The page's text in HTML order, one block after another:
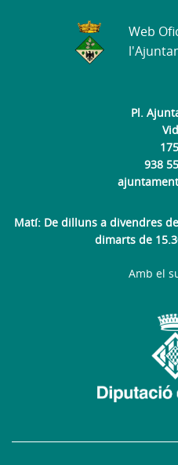
Pl.
938
Matí: De dilluns a divendres
dimarts de
Web
Amb el